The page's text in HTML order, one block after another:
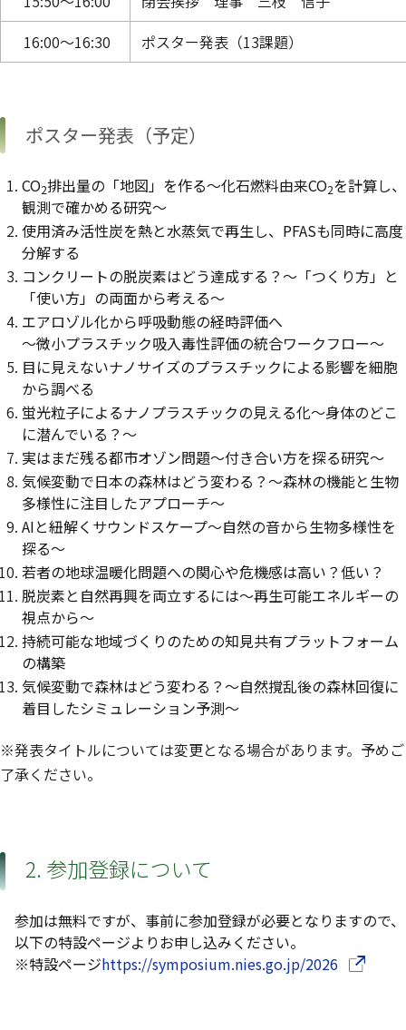
16:00～16:30
ポスター発表（13課題）
ポスター発表（予定）
CO2排出量の「地図」を作る〜化石燃料由来CO2を計算し、
観測で確かめる研究〜
使用済み活性炭を熱と水蒸気で再生し、PFASも同時に高度
分解する
コンクリートの脱炭素はどう達成する？〜「つくり方」と
「使い方」の両面から考える〜
エアロゾル化から呼吸動態の経時評価へ
〜微小プラスチック吸入毒性評価の統合ワークフロー〜
目に見えないナノサイズのプラスチックによる影響を細胞
から調べる
蛍光粒子によるナノプラスチックの見える化〜身体のどこ
に潜んでいる？〜
実はまだ残る都市オゾン問題〜付き合い方を探る研究〜
気候変動で日本の森林はどう変わる？〜森林の機能と生物
多様性に注目したアプローチ〜
AIと紐解くサウンドスケープ〜自然の音から生物多様性を
探る〜
若者の地球温暖化問題への関心や危機感は高い？低い？
脱炭素と自然再興を両立するには〜再生可能エネルギーの
視点から〜
持続可能な地域づくりのための知見共有プラットフォーム
の構築
気候変動で森林はどう変わる？～自然撹乱後の森林回復に
着目したシミュレーション予測～
※発表タイトルについては変更となる場合があります。予めご
了承ください。
2. 参加登録について
参加は無料ですが、事前に参加登録が必要となりますので、
以下の特設ページよりお申し込みください。
※特設ページhttps://symposium.nies.go.jp/2026（別ウイ